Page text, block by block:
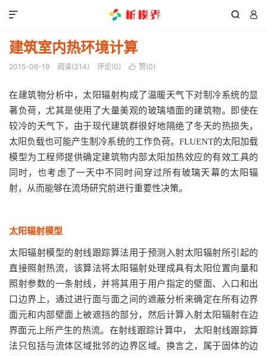
 

建筑室内热环境计算
2015-06-19 阅读(314) 评论(0)  赞(0)
在建筑物分析中，太阳辐射构成了温暖天气下对制冷系统的显
著负荷，尤其是使用了大量美观的玻璃墙面的建筑物。即使在
较冷的天气下，由于现代建筑群很好地隔绝了冬天的热损失，
太阳负载也可能产生制冷系统的工作负荷。FLUENT的太阳加载
模型为工程师提供确定建筑物内部太阳加热效应的有效工具的
同时，也考虑了一天中不同时间穿过所有玻璃天幕的太阳辐
射，从而能够在流场研究前进行重要性决策。
太阳辐射模型
太阳辐射模型的射线跟踪算法用于预测入射太阳辐射所引起的
直接照射热流，该算法将太阳辐射处理成具有太阳位置向量和
照射参数的一条射线，并将其用于用户指定的壁面、入口和出
口边界上，通过进行面与面之间的遮蔽分析来确定在所有边界
面元和内部壁面上被遮挡的部分，然后计算入射太阳辐射在边
界面元上所产生的热流。在射线跟踪计算中， 太阳射线跟踪算
法只包括与流体区域批邻的边界区域。换言之，属于固体的边